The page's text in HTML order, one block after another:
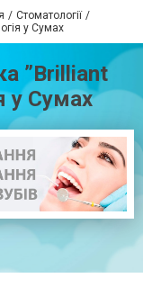
Стоматології
у Сумах
”Brilliant
у Сумах